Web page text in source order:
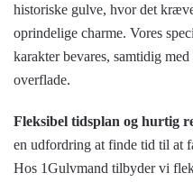
historiske gulve, hvor det
oprindelige charme. Vores
karakter bevares, samtidig
overflade.
Fleksibel tidsplan og hurtig
en udfordring at finde tid til at
Hos 1Gulvmand tilbyder vi